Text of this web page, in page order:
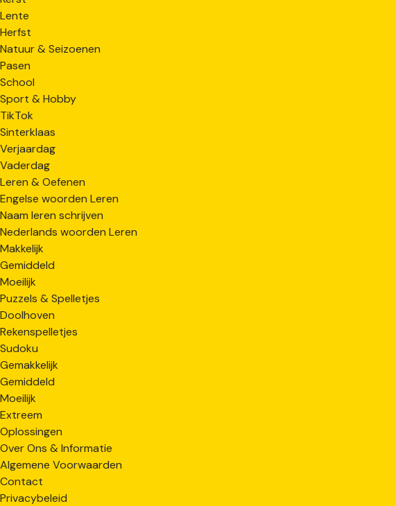
Lente
Herfst
Natuur & Seizoenen
Pasen
School
Sport & Hobby
TikTok
Sinterklaas
Verjaardag
Vaderdag
Leren & Oefenen
Engelse woorden Leren
Naam leren schrijven
Nederlands woorden Leren
Makkelijk
Gemiddeld
Moeilijk
Puzzels & Spelletjes
Doolhoven
Rekenspelletjes
Sudoku
Gemakkelijk
Gemiddeld
Moeilijk
Extreem
Oplossingen
Over Ons & Informatie
Algemene Voorwaarden
Contact
Privacybeleid